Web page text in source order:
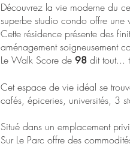
Découvrez la vie moderne du
superbe studio condo offre une
Cette résidence présente des
aménagement soigneusement
Le Walk Score de 98 dit tout...
Cet espace de vie idéal se
cafés, épiceries, universités, 3
Situé dans un emplacement
Sur Le Parc offre des